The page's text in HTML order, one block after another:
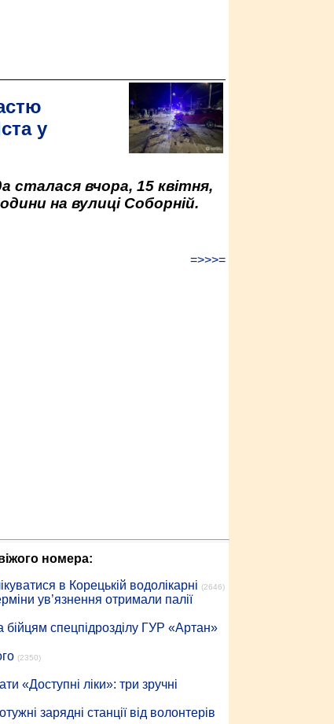
у
сталася вчора, 15 квітня,
на вулиці Соборній.
=>>>=
номера:
в Корецькій водолікарні (2646)
ув’язнення отримали палії
бійцям спецпідрозділу ГУР «Артан»
(2350)
«Доступні ліки»: три зручні
зарядні станції від волонтерів